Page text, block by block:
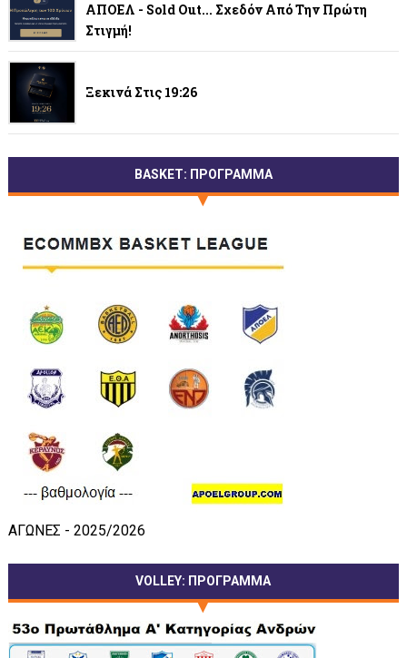
ΑΠΟΕΛ - Sold Out... Σχεδόν Από Την Πρώτη
Στιγμή!
Ξεκινά Στις 19:26
BASKET: ΠΡΟΓΡΑΜΜΑ
ΑΓΩΝΕΣ - 2025/2026
VOLLEY: ΠΡΟΓΡΑΜΜΑ